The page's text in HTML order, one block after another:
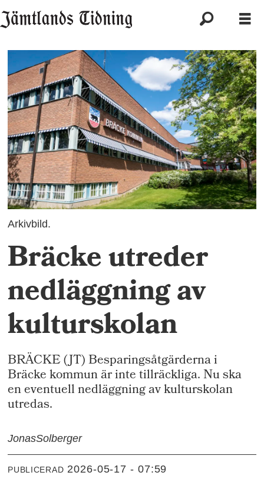
Arkivbild.
Bräcke utreder
nedläggning av
kulturskolan
BRÄCKE (JT) Besparingsåtgärderna i
Bräcke kommun är inte tillräckliga. Nu ska
en eventuell nedläggning av kulturskolan
utredas.
JonasSolberger
PUBLICERAD 2026-05-17 - 07:59